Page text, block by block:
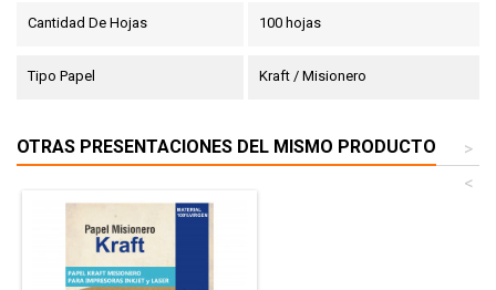
Cantidad De Hojas 100 hojas
Tipo Papel Kraft / Misionero
OTRAS PRESENTACIONES DEL MISMO PRODUCTO
>
<